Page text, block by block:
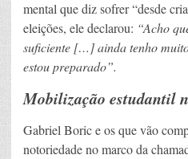
mental que diz sofrer “desde
eleições, ele declarou: “Acho
suficiente […] ainda tenho
estou preparado”.
Mobilização estudantil
Gabriel Boric e os que vão
notoriedade no marco da